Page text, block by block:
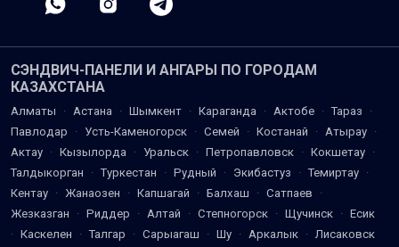
СЭНДВИЧ-ПАНЕЛИ И АНГАРЫ ПО ГОРОДАМ
КАЗАХСТАНА
Алматы · Астана · Шымкент · Караганда · Актобе · Тараз
·
Павлодар
· Усть-Каменогорск · Семей · Костанай · Атырау ·
Актау · Кызылорда · Уральск · Петропавловск · Кокшетау ·
Талдыкорган
· Туркестан · Рудный · Экибастуз · Темиртау ·
Кентау · Жанаозен · Капшагай · Балхаш · Сатпаев
·
Жезказган
· Риддер · Алтай · Степногорск · Щучинск · Есик
· Каскелен · Талгар · Сарыагаш · Шу · Аркалык · Лисаковск